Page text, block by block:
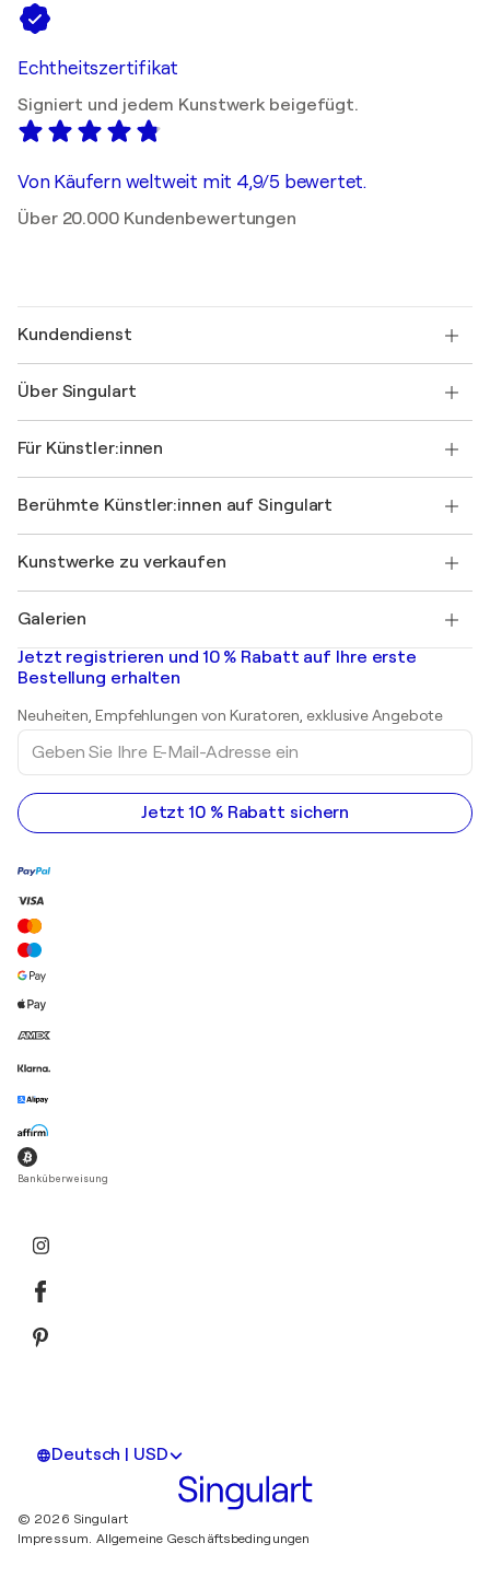
Echtheitszertifikat
Signiert und jedem Kunstwerk beigefügt.
Von Käufern weltweit mit 4,9/5 bewertet.
Über 20.000 Kundenbewertungen
Kundendienst
Versand
Einen Gutschein verschenken
Werden Sie Mitglied unseres Handelsprogramms
Ihr Konto
+49 30 31196995
Über Singulart
FAQ
Singulart-Magazin
Jobs
Entdecken Sie kuratierte Originalkunst
Für Künstler:innen
Als Künstler anmelden
Berühmte Künstler:innen auf Singulart
Marc Chagall
Banksy
Mr. Brainwash
Shepard Fairey
Kunstwerke zu verkaufen
Abstrakte Gemälde zu verkaufen
Landschaftsgemälde
Drucke
Acrylgemälde
Galerien
Kunstgalerien in Deutschland
Kunstgalerien in Schweiz
Jetzt registrieren und 10 % Rabatt auf Ihre erste
Bestellung erhalten
Neuheiten, Empfehlungen von Kuratoren, exklusive Angebote
Geben
Sie
Ihre
E-
Mail-
Adresse
Jetzt 10 % Rabatt sichern
Banküberweisung
Deutsch | USD
© 2026 Singulart
Impressum. Allgemeine Geschäftsbedingungen